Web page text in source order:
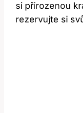
si přirozenou
rezervujte si